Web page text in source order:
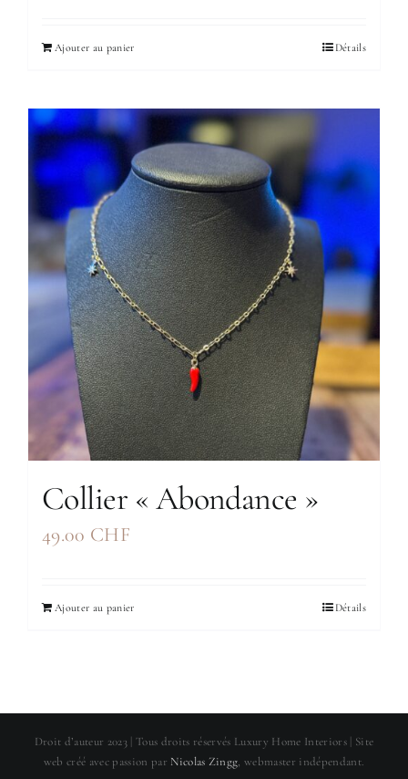
Ajouter au panier Détails
Collier « Abondance »
49.00 CHF
Ajouter au panier Détails
Droit d’auteur 2023 | Tous droits réservés Luxury Home Interiors | Site
web créé avec passion par Nicolas Zingg, webmaster indépendant.